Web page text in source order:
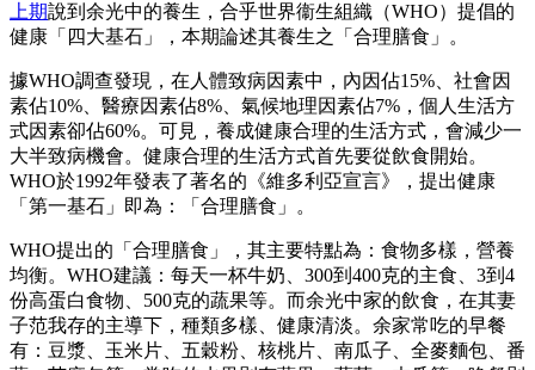
上期說到余光中的養生，合乎世界衞生組織（WHO）提倡的
健康「四大基石」，本期論述其養生之「合理膳食」。
據WHO調查發現，在人體致病因素中，內因佔15%、社會因
素佔10%、醫療因素佔8%、氣候地理因素佔7%，個人生活方
式因素卻佔60%。可見，養成健康合理的生活方式，會減少一
大半致病機會。健康合理的生活方式首先要從飲食開始。
WHO於1992年發表了著名的《維多利亞宣言》，提出健康
「第一基石」即為：「合理膳食」。
WHO提出的「合理膳食」，其主要特點為：食物多樣，營養
均衡。WHO建議：每天一杯牛奶、300到400克的主食、3到4
份高蛋白食物、500克的蔬果等。而余光中家的飲食，在其妻
子范我存的主導下，種類多樣、健康清淡。余家常吃的早餐
有：豆漿、玉米片、五穀粉、核桃片、南瓜子、全麥麵包、番